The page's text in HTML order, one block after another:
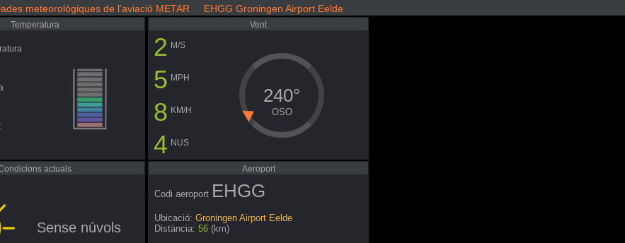
meteorològiques de l'aviació METAR EHGG Groningen Airport Eelde
Temperatura Vent
2 M/S
5 MPH
8 KM/H
4 NUS
240°
OSO
actuals
Sense núvols
Aeroport
Codi aeroport EHGG
Ubicació: Groningen Airport Eelde
Distància: 56 (km)